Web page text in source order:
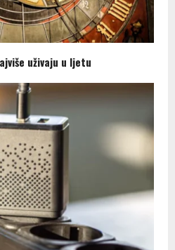
uživaju u ljetu